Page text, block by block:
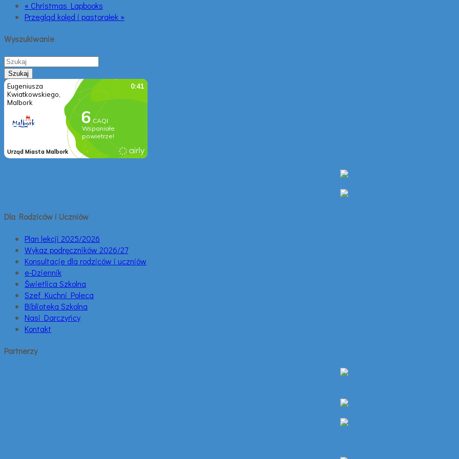
« Christmas Lapbooks
Przegląd kolęd i pastorałek »
Wyszukiwanie
Dla Rodziców i Uczniów
Plan lekcji 2025/2026
Wykaz podręczników 2026/27
Konsultacje dla rodziców i uczniów
e-Dziennik
Świetlica Szkolna
Szef Kuchni Poleca
Biblioteka Szkolna
Nasi Darczyńcy
Kontakt
Partnerzy